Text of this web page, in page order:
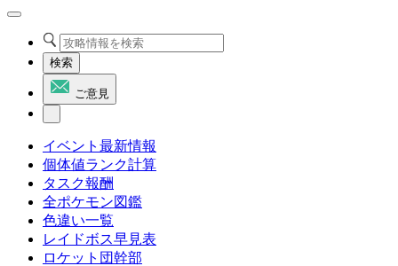
検索
ご意見
イベント最新情報
個体値ランク計算
タスク報酬
全ポケモン図鑑
色違い一覧
レイドボス早見表
ロケット団幹部